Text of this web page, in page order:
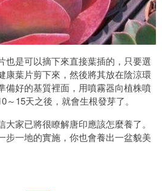
也是可以摘下來直接葉插的，只要選
康葉片剪下來，然後將其放在陰涼環
備好的基質裡面，用噴霧器向植株噴
15天之後，就會生根發芽了。
家已將很瞭解唐印應該怎麼養了。
步一地的實施，你也會養出一盆貌美